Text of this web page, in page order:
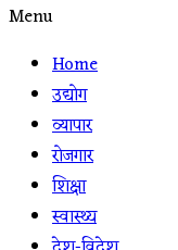
Menu
Home
उद्योग
व्यापार
रोजगार
शिक्षा
स्वास्थ्य